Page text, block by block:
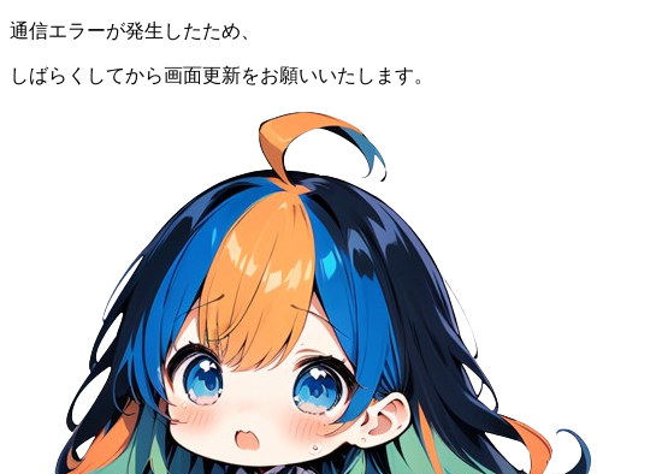
通信エラーが発生したため、
しばらくしてから画面更新をお願いいたします。